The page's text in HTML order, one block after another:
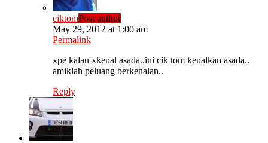
ciktomPost author
May 29, 2012 at 1:00 am
Permalink
xpe kalau xkenal asada..ini cik tom kenalkan asada..
amiklah peluang berkenalan..
Reply